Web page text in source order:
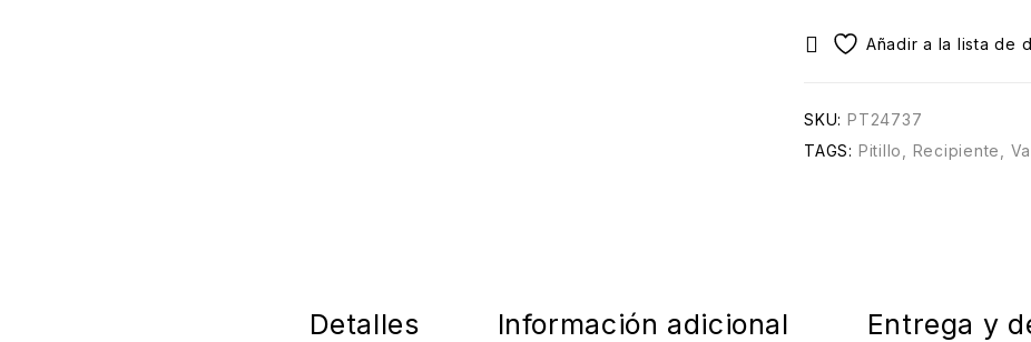
SKU: PT24737
TAGS: Pitillo Recipiente
Detalles Información adicional Entrega y